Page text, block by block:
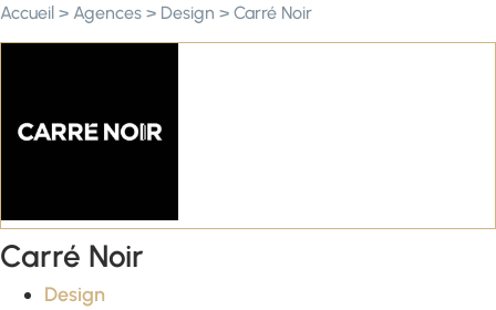
Accueil > Agences > Design > Carré Noir
Carré Noir
Design